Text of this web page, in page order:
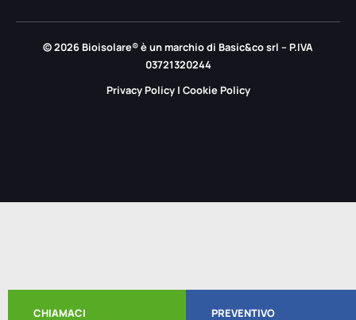
CHIAMACI PREVENTIVO
© 2026 Bioisolare® è un marchio di Basic&co srl – P.IVA
03721320244
Privacy Policy| Cookie Policy